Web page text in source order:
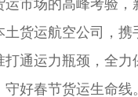
市场的高峰考验，
货运航空公司，携
通运力瓶颈，全力
好春节货运生命线